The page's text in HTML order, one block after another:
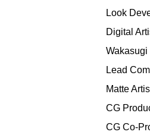
Look
Digital
Wakasugi
Lead
Matte
CG
CG Co-